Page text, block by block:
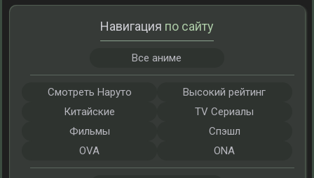
Навигация по сайту
Все аниме
Смотреть Наруто
Высокий рейтинг
Китайские
TV Сериалы
Фильмы
Спэшл
OVA
ONA